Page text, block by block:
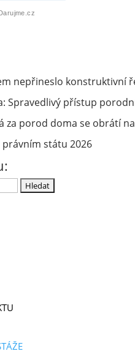
nepřineslo konstruktivní
Spravedlivý přístup
za porod doma se obrátí
státu 2026